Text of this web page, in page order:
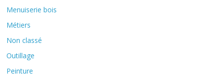
Menuiserie bois
Métiers
Non classé
Outillage
Peinture